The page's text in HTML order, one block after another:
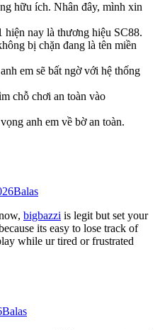
hữu ích. Nhân đây, mình xin
hiện nay là thương hiệu SC88.
bị chặn đang là tên miền
em sẽ bất ngờ với hệ thống
chỗ chơi an toàn vào
anh em về bờ an toàn.
Balas
bigbazzi is legit but set your
its easy to lose track of
while ur tired or frustrated
Balas